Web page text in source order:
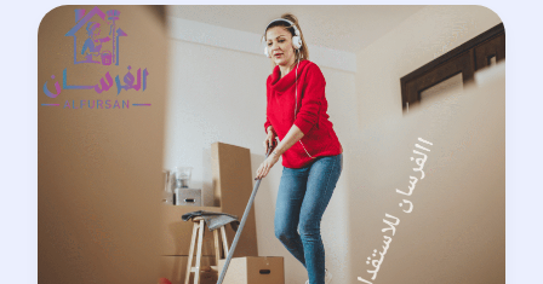
خادمات
للتنازل
ونقل
الكفالة
مضمونة